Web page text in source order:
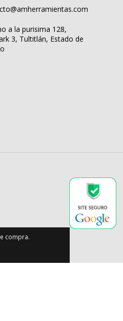
compra.
a la purisima 128,
3, Tultitlán, Estado de